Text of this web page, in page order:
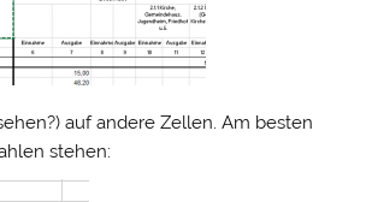
auf andere Zellen. Am besten
stehen: